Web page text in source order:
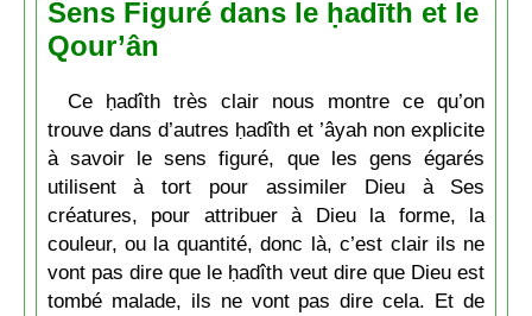
Sens Figuré dans le ḥadīth et le
Qour’ân
Ce ḥadîth très clair nous montre ce qu’on
trouve dans d’autres ḥadîth et ’âyah non explicite
à savoir le sens figuré, que les gens égarés
utilisent à tort pour assimiler Dieu à Ses
créatures, pour attribuer à Dieu la forme, la
couleur, ou la quantité, donc là, c’est clair ils ne
vont pas dire que le ḥadîth veut dire que Dieu est
tombé malade, ils ne vont pas dire cela. Et de